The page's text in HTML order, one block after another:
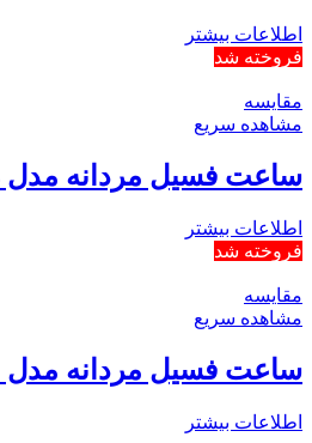
اطلاعات بیشتر
فروخته شد
مقایسه
مشاهده سریع
ساعت فسیل مردانه مدل fs5624
اطلاعات بیشتر
فروخته شد
مقایسه
مشاهده سریع
ساعت فسیل مردانه مدل fs5602
اطلاعات بیشتر